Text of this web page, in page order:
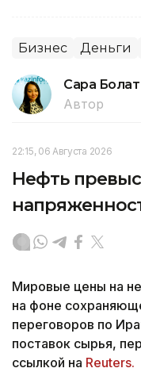
Бизнес Деньги
Сара Болат
Автор
22:15, 06 Августа 2026
Нефть
Мировые цены на
на фоне
переговоров по
поставок сырья,
ссылкой на Reuters.